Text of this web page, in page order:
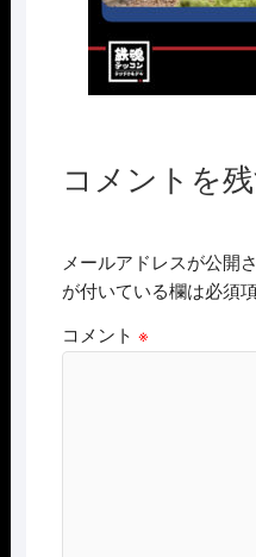
コメントを
メールアドレスが公開
が付いている欄は必須
コメント ※